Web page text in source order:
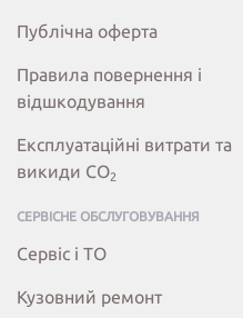
Публічна оферта
Правила повернення і
відшкодування
Експлуатаційні витрати та
викиди СО2
СЕРВІСНЕ ОБСЛУГОВУВАННЯ
Сервіс і ТО
Кузовний ремонт